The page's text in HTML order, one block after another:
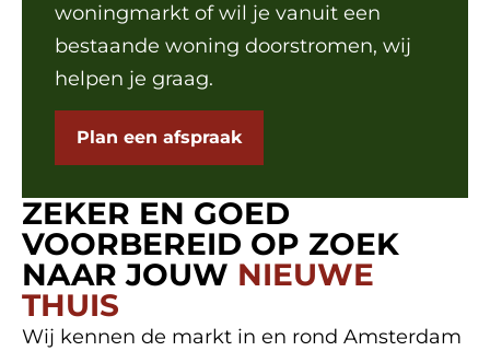
woningmarkt of wil je vanuit een
bestaande woning doorstromen, wij
helpen je graag.
Plan een afspraak
ZEKER EN GOED
VOORBEREID OP ZOEK
NAAR JOUW NIEUWE
THUIS
Wij kennen de markt in en rond Amsterdam